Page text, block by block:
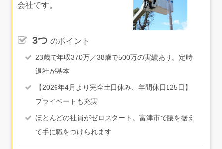
会社です。
3つ のポイント
23歳で年収370万／38歳で500万の実績あり。定時
退社が基本
【2026年4月より完全土日休み、年間休日125日】
プライベートも充実
ほとんどの社員がゼロスタート。富津市で腰を据え
て手に職をつけられます